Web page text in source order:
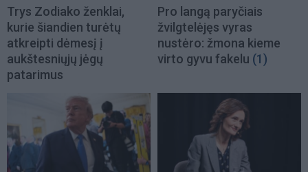
Trys Zodiako ženklai,
kurie šiandien turėtų
atkreipti dėmesį į
aukštesniųjų jėgų
patarimus
Pro langą paryčiais
žvilgtelėjęs vyras
nustėro: žmona kieme
virto gyvu fakelu (1)